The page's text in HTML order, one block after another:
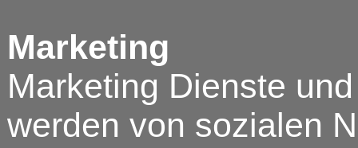
Marketing
Marketing Dienste
werden von sozialen